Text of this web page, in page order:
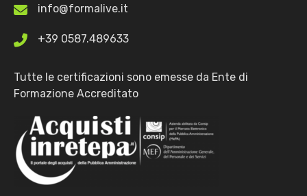
info@formalive.it
+39 0587.489633
Tutte le certificazioni sono emesse da Ente di
Formazione Accreditato